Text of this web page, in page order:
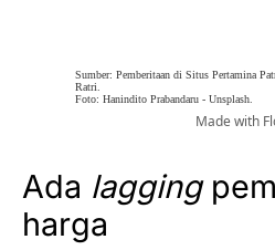
Ada lagging
harga